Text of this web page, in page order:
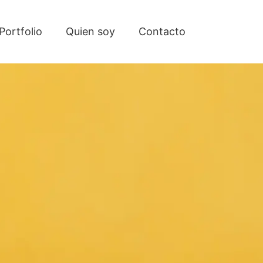
Quien soy Contacto